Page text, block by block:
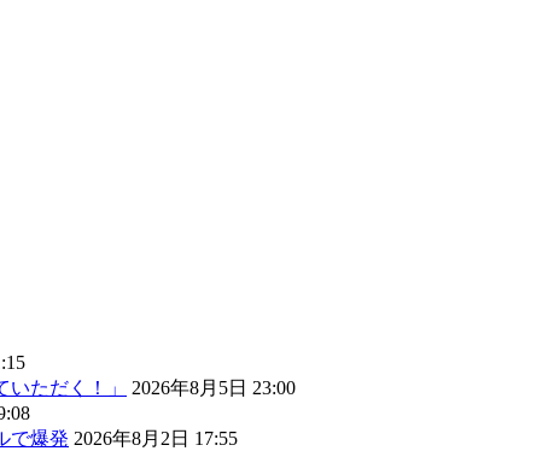
ただく！」
2026年8月5日 23:00
で爆発 2026年8月2日 17:55